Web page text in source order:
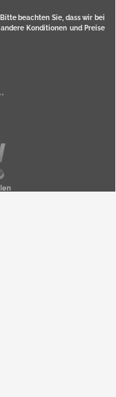
beachten Sie, dass wir bei
Konditionen und Preise